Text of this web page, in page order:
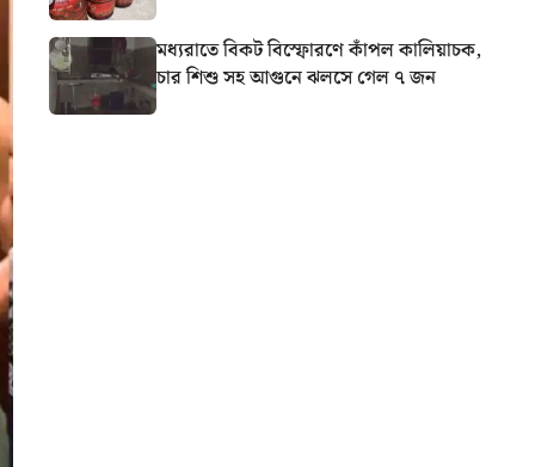
মধ্যরাতে বিকট বিস্ফোরণে কাঁপল কালিয়াচক,
চার শিশু সহ আগুনে ঝলসে গেল ৭ জন